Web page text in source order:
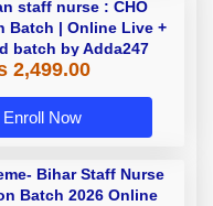
staff nurse : CHO
Batch | Online Live +
batch by Adda247
2,499.00
Enroll Now
Bihar Staff Nurse
Batch 2026 Online